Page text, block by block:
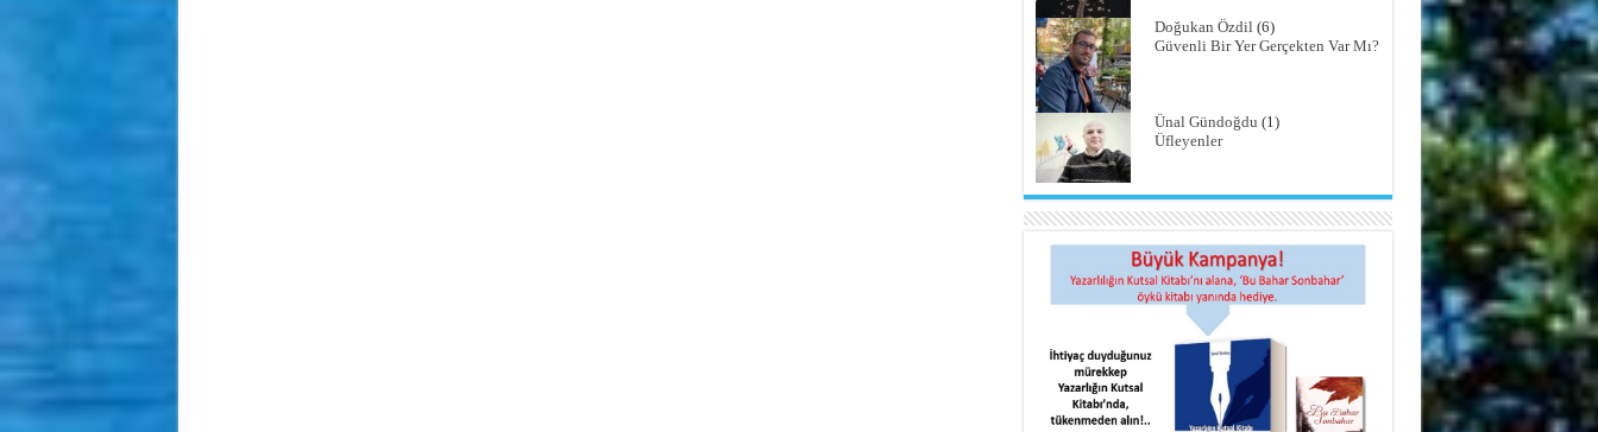
Doğukan Özdil(6)
Güvenli Bir Yer Gerçekten Var Mı?
Ünal Gündoğdu (1)
Üfleyenler